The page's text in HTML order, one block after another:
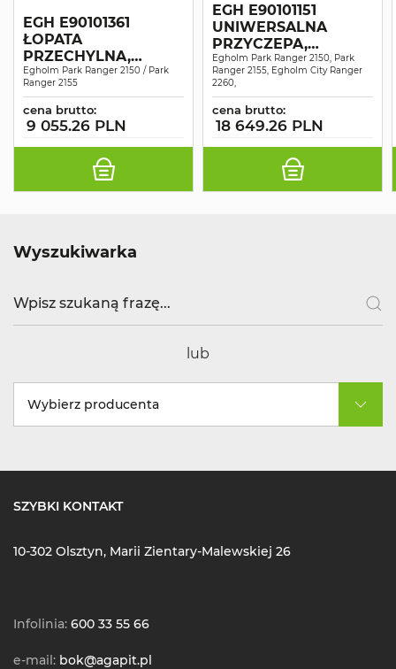
EGH E90101361
ŁOPATA
PRZECHYLNA,
HYDRAULICZNA
Egholm Park Ranger 2150 / Park
Ranger 2155
cena brutto:
9 055.26 PLN
EGH E90101151
UNIWERSALNA
PRZYCZEPA,
WYWROTKA
Egholm Park Ranger 2150, Park
Ranger 2155, Egholm City Ranger
2260,
cena brutto:
18 649.26 PLN
Wyszukiwarka
lub
Wybierz producenta
SZYBKI KONTAKT
10-302 Olsztyn, Marii Zientary-Malewskiej 26
Infolinia: 600 33 55 66
e-mail: bok@agapit.pl